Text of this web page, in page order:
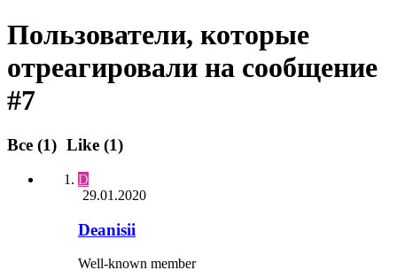
Пользователи, которые
отреагировали на сообщение
#7
Все (1) Like (1)
D
29.01.2020
Deanisii
Well-known member